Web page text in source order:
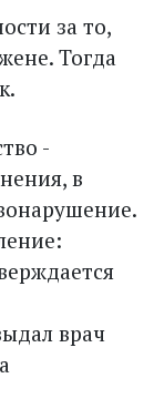
за то,
Тогда
-
в
врач